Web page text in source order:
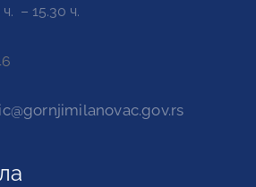
– 15.30 ч.